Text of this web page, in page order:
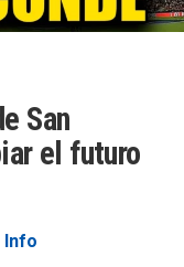
San
el futuro
Info